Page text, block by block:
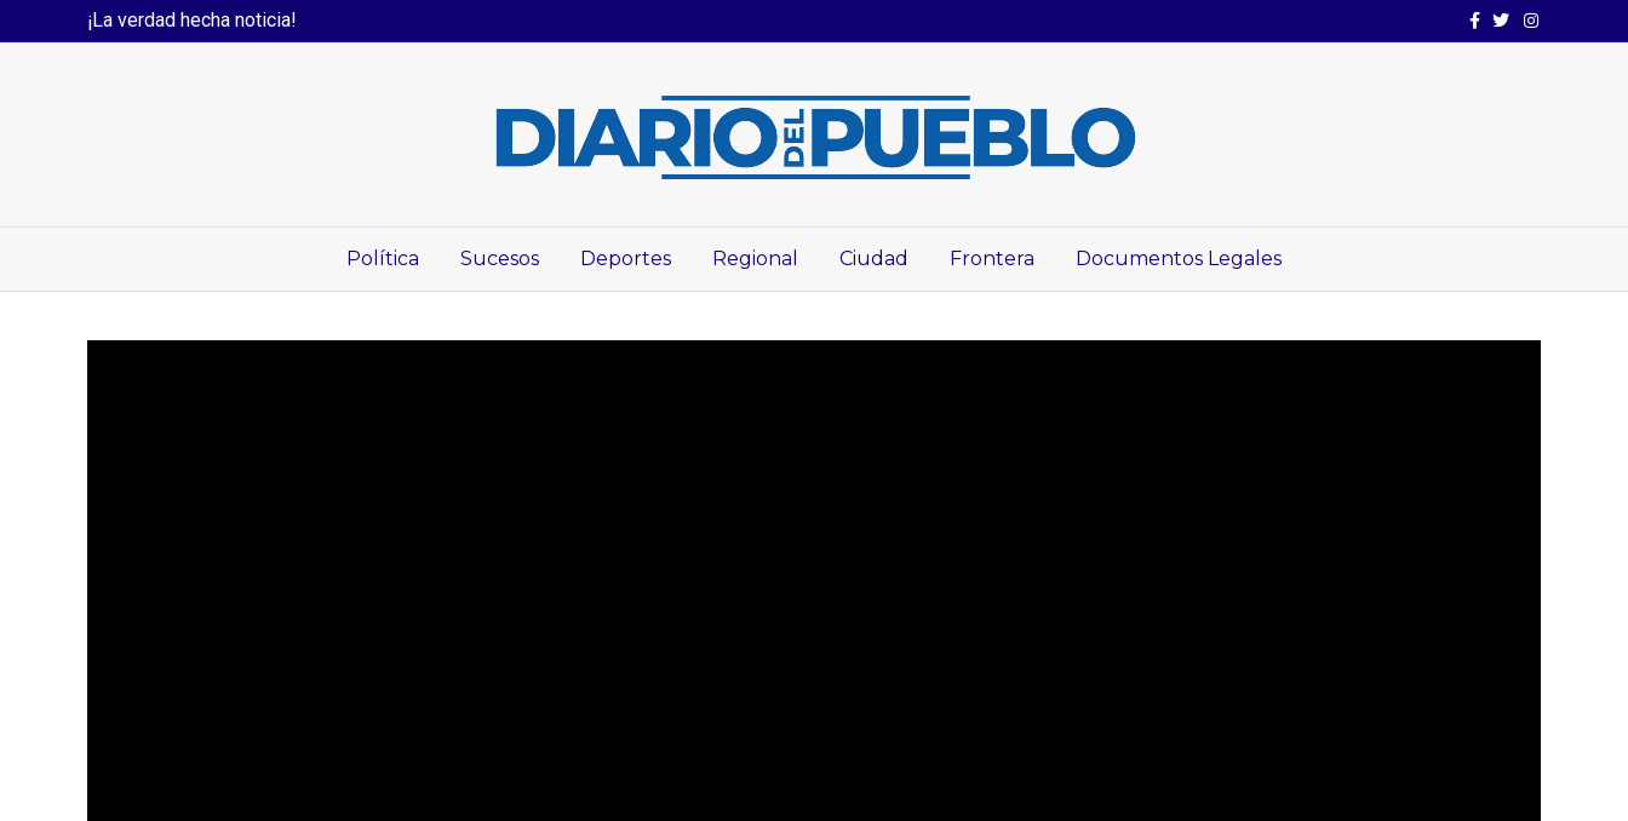
¡La verdad hecha noticia! Facebook
TwitterInstagram
Política Sucesos Deportes Regional Ciudad Frontera Documentos Legales